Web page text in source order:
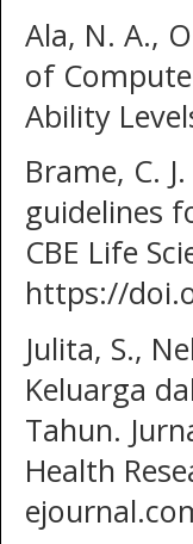
Ala, N. A.,
of
Ability
Brame, C.
guidelines
CBE Life
https://
Julita, S.,
Keluarga
Tahun.
Health